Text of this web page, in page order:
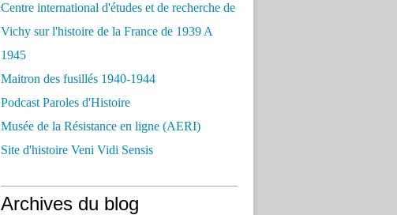
Centre international d'études et de recherche de
Vichy sur l'histoire de la France de 1939 A
1945
Maitron des fusillés 1940-1944
Podcast Paroles d'Histoire
Musée de la Résistance en ligne (AERI)
Site d'histoire Veni Vidi Sensis
Archives du blog